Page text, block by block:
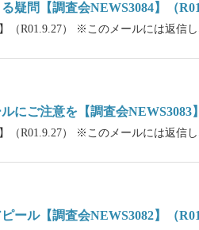
疑問【調査会NEWS3084】（
】（R01.9.27） ※このメールには返信
にご注意を【調査会NEWS3083
】（R01.9.27） ※このメールには返
ール【調査会NEWS3082】（